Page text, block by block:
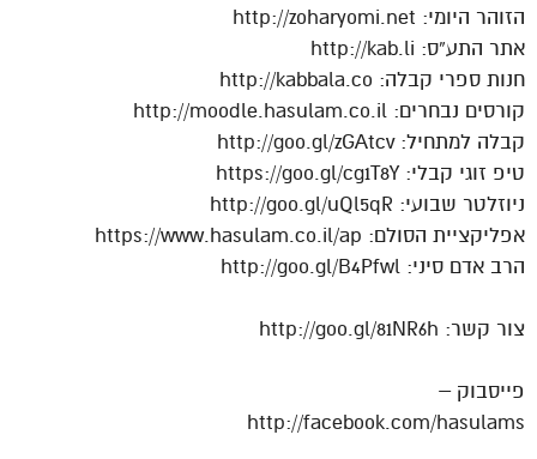
הזוהר היומי: http://zoharyomi.net
אתר התע”ס: http://kab.li
חנות ספרי קבלה: http://kabbala.co
קורסים נבחרים: http://moodle.hasulam.co.il
קבלה למתחיל: http://goo.gl/zGAtcv
טיפ זוגי קבלי: https://goo.gl/cg1T8Y
ניוזלטר שבועי: http://goo.gl/uQl5qR
אפליקציית הסולם: https://www.hasulam.co.il/ap
הרב אדם סיני: http://goo.gl/B4Pfwl
צור קשר: http://goo.gl/81NR6h
פייסבוק –
http://facebook.com/hasulams